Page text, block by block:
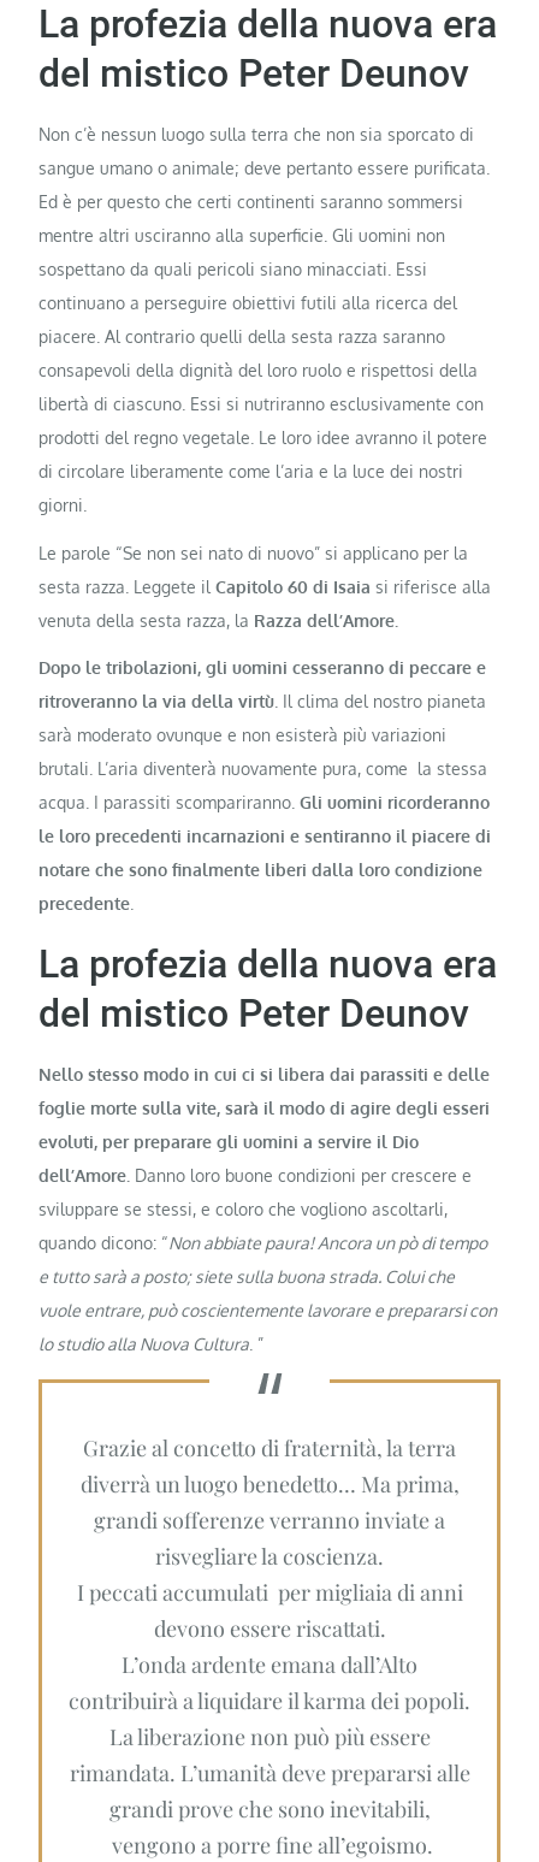
La profezia della nuova era
del mistico Peter Deunov
Non c’è nessun luogo sulla terra che non sia sporcato di
sangue umano o animale; deve pertanto essere purificata.
Ed è per questo che certi continenti saranno sommersi
mentre altri usciranno alla superficie. Gli uomini non
sospettano da quali pericoli siano minacciati. Essi
continuano a perseguire obiettivi futili alla ricerca del
piacere. Al contrario quelli della sesta razza saranno
consapevoli della dignità del loro ruolo e rispettosi della
libertà di ciascuno. Essi si nutriranno esclusivamente con
prodotti del regno vegetale. Le loro idee avranno il potere
di circolare liberamente come l’aria e la luce dei nostri
giorni.
Le parole “Se non sei nato di nuovo” si applicano per la
sesta razza. Leggete ilCapitolo 60 di Isaia si riferisce alla
venuta della sesta razza, la Razza dell’Amore.
Dopo le tribolazioni, gli uomini cesseranno di peccare e
ritroveranno la via della virtù . Il clima del nostro pianeta
sarà moderato ovunque e non esisterà più variazioni
brutali. L’aria diventerà nuovamente pura, come la stessa
acqua. I parassiti scompariranno.Gli uomini ricorderanno
le loro precedenti incarnazioni e sentiranno il piacere di
notare che sono finalmente liberi dalla loro condizione
precedente
La profezia della nuova era
del mistico Peter Deunov
Nello stesso modo in cui ci si libera dai parassiti e delle
foglie morte sulla vite, sarà il modo di agire degli esseri
evoluti, per preparare gli uomini a servire il Dio
dell’Amore. Danno loro buone condizioni per crescere e
sviluppare se stessi, e coloro che vogliono ascoltarli,
quando dicono: “Non abbiate paura! Ancora un pò di tempo
e tutto sarà a posto; siete sulla buona strada. Colui che
vuole entrare, può coscientemente lavorare e prepararsi con
lo studio alla Nuova Cultura . ”
Grazie al concetto di fraternità, la terra
diverrà un luogo benedetto… Ma prima,
grandi sofferenze verranno inviate a
risvegliare la coscienza.
I peccati accumulati per migliaia di anni
devono essere riscattati.
L’onda ardente emana dall’Alto
contribuirà a liquidare il karma dei popoli.
La liberazione non può più essere
rimandata. L’umanità deve prepararsi alle
grandi prove che sono inevitabili,
vengono a porre fine all’egoismo.